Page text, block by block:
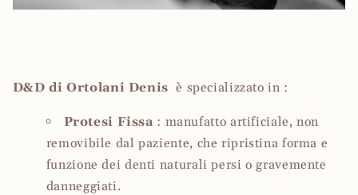
D&D di Ortolani Denis è specializzato in :
Protesi Fissa : manufatto artificiale, non
removibile dal paziente, che ripristina forma e
funzione dei denti naturali persi o gravemente
danneggiati.